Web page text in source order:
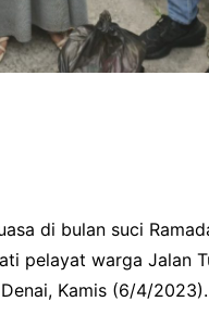
di bulan suci
pelayat warga Jalan
Kamis (6/4/2023).